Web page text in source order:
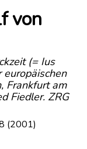
von
(= Ius
europäischen
Frankfurt am
Fiedler. ZRG
(2001)